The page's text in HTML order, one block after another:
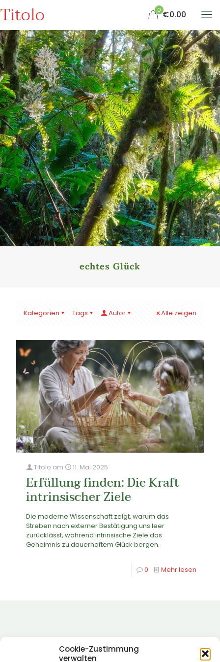
Cookie-Zustimmung
verwalten
Titolo 0 €0.00
echtes Glück
Kategorien Tags Autor Alle zeigen
Titolo am 11. Mai 2025
Erfüllung finden: Die Kraft
intrinsischer Ziele
Die moderne Wissenschaft zeigt, warum das
Streben nach externer Bestätigung uns leer
zurücklässt, während intrinsische Ziele das
Geheimnis zu dauerhaftem Glück bergen.
0 Mehr lesen